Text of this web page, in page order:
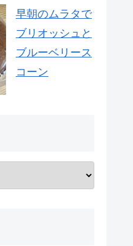
早朝のムラタで
ブリオッシュと
ブルーベリース
コーン